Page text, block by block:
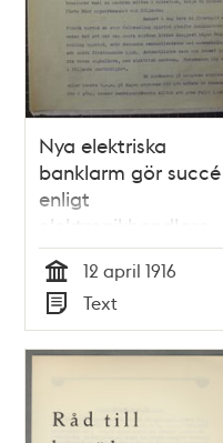
Nya elektriska
banklarm gör succé
enligt
elektronikhandlare
Waldenström
Tid
12 april 1916
Typ
Text